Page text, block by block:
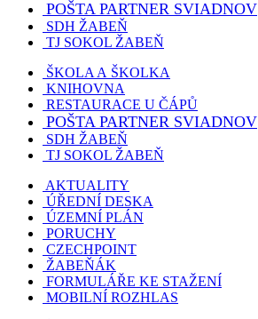
POŠTA PARTNER SVIADNOV
SDH ŽABEŇ
TJ SOKOL ŽABEŇ
ŠKOLA A ŠKOLKA
KNIHOVNA
RESTAURACE U ČÁPŮ
POŠTA PARTNER SVIADNOV
SDH ŽABEŇ
TJ SOKOL ŽABEŇ
AKTUALITY
ÚŘEDNÍ DESKA
ÚZEMNÍ PLÁN
PORUCHY
CZECHPOINT
ŽABEŇÁK
FORMULÁŘE KE STAŽENÍ
MOBILNÍ ROZHLAS